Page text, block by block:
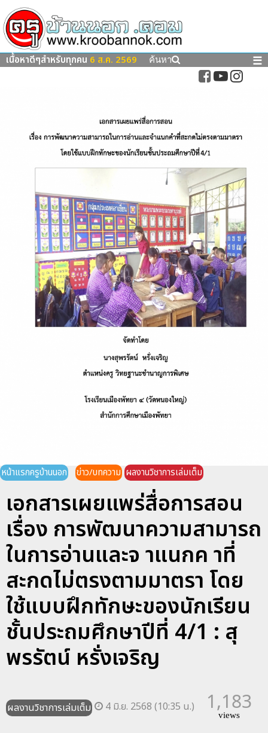
เนื้อหาดีๆสำหรับทุกคน 6 ส.ค. 2569 ค้นหา ☰
หน้าแรกครูบ้านนอก ข่าว/บทความ ผลงานวิชาการเล่มเต็ม
เอกสารเผยแพร่สื่อการสอน
เรื่อง การพัฒนาความสามารถ
ในการอ่านและจ าแนกค าที่
สะกดไม่ตรงตามมาตรา โดย
ใช้แบบฝึกทักษะของนักเรียน
ชั้นประถมศึกษาปีที่ 4/1 : สุ
พรรัตน์ หรั่งเจริญ
ผลงานวิชาการเล่มเต็ม 4 มิ.ย. 2568 (10:35 น.) 1,183
views